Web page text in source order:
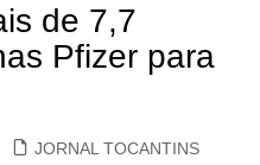
de 7,7
Pfizer para
JORNAL TOCANTINS